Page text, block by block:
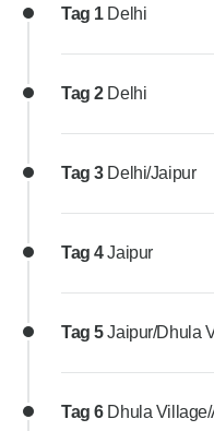
Tag 1 Delhi
Tag 2 Delhi
Tag 3 Delhi/Jaipur
Tag 4Jaipur
Tag 5Jaipur/Dhula
Tag 6 Dhula